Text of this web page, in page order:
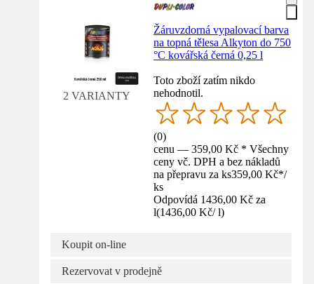
2 VARIANTY
Žáruvzdorná vypalovací barva
na topná tělesa Alkyton do 750
°C kovářská černá 0,25 l
Toto zboží zatím nikdo
nehodnotil.
(0)
cenu — 359,00 Kč * Všechny
ceny vč. DPH a bez nákladů
na přepravu za ks359,00 Kč*/
ks
Odpovídá 1436,00 Kč za
l(1436,00 Kč/ l)
Koupit on-line
Rezervovat v prodejně